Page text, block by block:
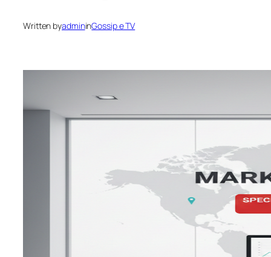
Written byadmininGossip e TV